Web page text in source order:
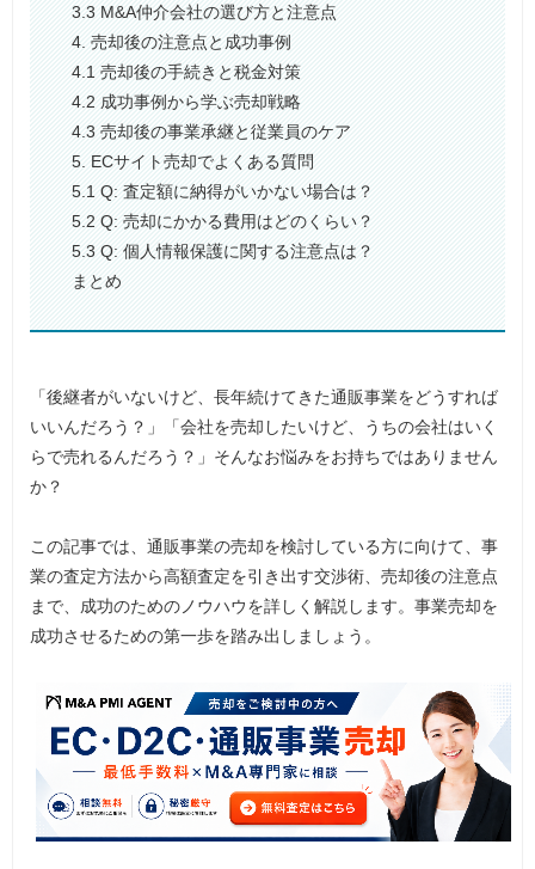
3.3 M&A仲介会社の選び方と注意点
4. 売却後の注意点と成功事例
4.1 売却後の手続きと税金対策
4.2 成功事例から学ぶ売却戦略
4.3 売却後の事業承継と従業員のケア
5. ECサイト売却でよくある質問
5.1 Q: 査定額に納得がいかない場合は？
5.2 Q: 売却にかかる費用はどのくらい？
5.3 Q: 個人情報保護に関する注意点は？
まとめ
「後継者がいないけど、長年続けてきた通販事業をどうすれば
いいんだろう？」「会社を売却したいけど、うちの会社はいく
らで売れるんだろう？」そんなお悩みをお持ちではありません
か？
この記事では、通販事業の売却を検討している方に向けて、事
業の査定方法から高額査定を引き出す交渉術、売却後の注意点
まで、成功のためのノウハウを詳しく解説します。事業売却を
成功させるための第一歩を踏み出しましょう。